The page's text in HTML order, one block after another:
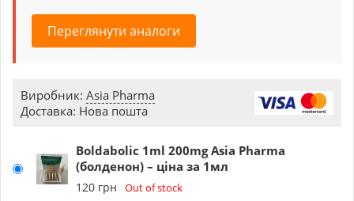
Переглянути аналоги
Виробник: Asia Pharma
Доставка: Нова пошта
Boldabolic 1ml 200mg Asia Pharma
(болденон) – ціна за 1мл
120 грн Out of stock